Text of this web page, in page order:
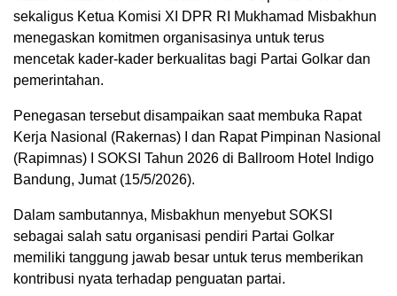
sekaligus Ketua Komisi XI DPR RI Mukhamad Misbakhun
menegaskan komitmen organisasinya untuk terus
mencetak kader-kader berkualitas bagi Partai Golkar dan
pemerintahan.
Penegasan tersebut disampaikan saat membuka Rapat
Kerja Nasional (Rakernas) I dan Rapat Pimpinan Nasional
(Rapimnas) I SOKSI Tahun 2026 di Ballroom Hotel Indigo
Bandung, Jumat (15/5/2026).
Dalam sambutannya, Misbakhun menyebut SOKSI
sebagai salah satu organisasi pendiri Partai Golkar
memiliki tanggung jawab besar untuk terus memberikan
kontribusi nyata terhadap penguatan partai.